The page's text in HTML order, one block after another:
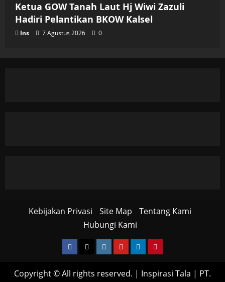
Ketua GOW Tanah Laut Hj Wiwi Zazuli
Hadiri Pelantikan BKOW Kalsel
Ins 7 Agustus 2026 0
Kebijakan Privasi Site Map
Tentang Kami
Hubungi Kami
Facebook
TwitterInstagram
YouTubeLinkedInPinterest
Copyright © All rights reserved. | Inspirasi Tala | PT.